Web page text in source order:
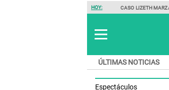
HOY: CASO LIZETH
ÚLTIMAS NOTICIAS
Espectáculos